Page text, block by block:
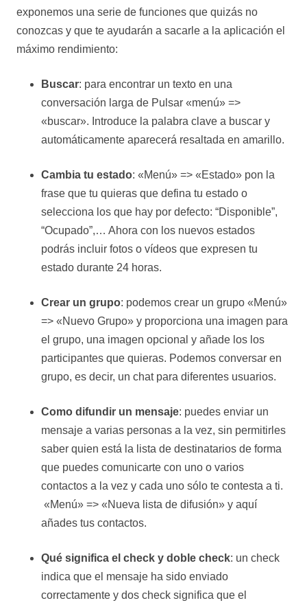
exponemos una serie de funciones que quizás no
conozcas y que te ayudarán a sacarle a la aplicación el
máximo rendimiento:
Buscar: para encontrar un texto en una
conversación larga de Pulsar «menú» =>
«buscar». Introduce la palabra clave a buscar y
automáticamente aparecerá resaltada en amarillo.
Cambia tu estado: «Menú» => «Estado» pon la
frase que tu quieras que defina tu estado o
selecciona los que hay por defecto: “Disponible”,
“Ocupado”,… Ahora con los nuevos estados
podrás incluir fotos o vídeos que expresen tu
estado durante 24 horas.
Crear un grupo: podemos crear un grupo «Menú»
=> «Nuevo Grupo» y proporciona una imagen para
el grupo, una imagen opcional y añade los los
participantes que quieras. Podemos conversar en
grupo, es decir, un chat para diferentes usuarios.
Como difundir un mensaje: puedes enviar un
mensaje a varias personas a la vez, sin permitirles
saber quien está la lista de destinatarios de forma
que puedes comunicarte con uno o varios
contactos a la vez y cada uno sólo te contesta a ti.
«Menú» => «Nueva lista de difusión» y aquí
añades tus contactos.
Qué significa el check y doble check: un check
indica que el mensaje ha sido enviado
correctamente y dos check significa que el